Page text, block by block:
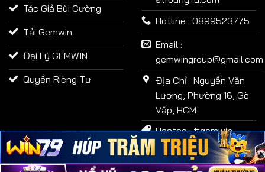
Tác Giả Bùi Cường
Tải Gemwin
Đại Lý GEMWIN
Quyền Riêng Tư
Hotline : 0899523775
Email :
gemwingroup@gmail.com
Địa Chỉ : Nguyễn Văn
Lượng, Phường 16, Gò
Vấp, HCM
Hastag : #gemwin,
#gem win